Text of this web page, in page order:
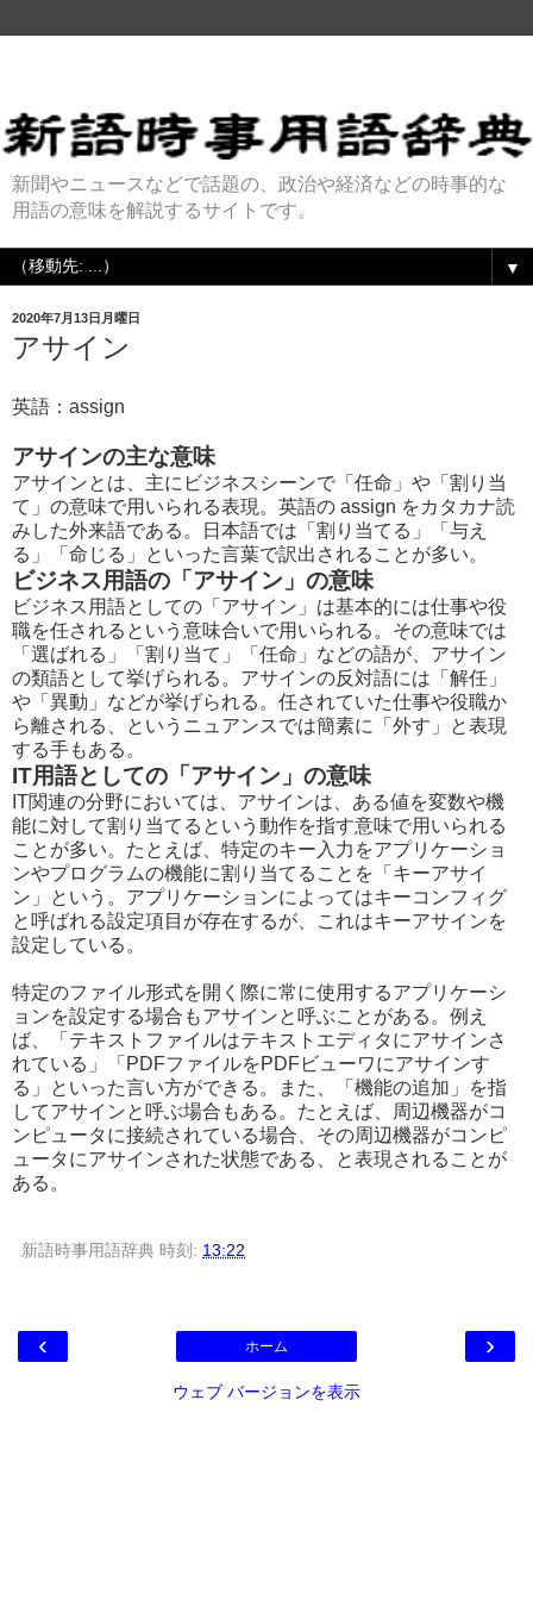
新聞やニュースなどで話題の、政治や経済などの時事的な
用語の意味を解説するサイトです。
▼
2020年7月13日月曜日
アサイン
英語：assign
アサインの主な意味
アサインとは、主にビジネスシーンで「任命」や「割り当
て」の意味で用いられる表現。英語の assign をカタカナ読
みした外来語である。日本語では「割り当てる」「与え
る」「命じる」といった言葉で訳出されることが多い。
ビジネス用語の「アサイン」の意味
ビジネス用語としての「アサイン」は基本的には仕事や役
職を任されるという意味合いで用いられる。その意味では
「選ばれる」「割り当て」「任命」などの語が、アサイン
の類語として挙げられる。アサインの反対語には「解任」
や「異動」などが挙げられる。任されていた仕事や役職か
ら離される、というニュアンスでは簡素に「外す」と表現
する手もある。
IT用語としての「アサイン」の意味
IT関連の分野においては、アサインは、ある値を変数や機
能に対して割り当てるという動作を指す意味で用いられる
ことが多い。たとえば、特定のキー入力をアプリケーショ
ンやプログラムの機能に割り当てることを「キーアサイ
ン」という。アプリケーションによってはキーコンフィグ
と呼ばれる設定項目が存在するが、これはキーアサインを
設定している。
特定のファイル形式を開く際に常に使用するアプリケーシ
ョンを設定する場合もアサインと呼ぶことがある。例え
ば、「テキストファイルはテキストエディタにアサインさ
れている」「PDFファイルをPDFビューワにアサインす
る」といった言い方ができる。また、「機能の追加」を指
してアサインと呼ぶ場合もある。たとえば、周辺機器がコ
ンピュータに接続されている場合、その周辺機器がコンピ
ュータにアサインされた状態である、と表現されることが
ある。
新語時事用語辞典 時刻: 13:22
‹ ›
ホーム
ウェブ バージョンを表示